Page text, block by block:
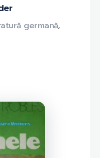
germană,